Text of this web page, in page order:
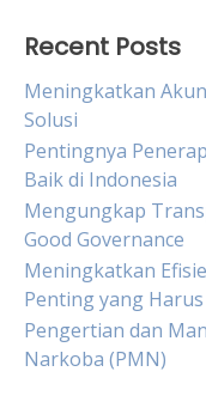
Recent Posts
Meningkatkan
Solusi
Pentingnya
Baik di Indonesia
Mengungkap
Good Governance
Meningkatkan
Penting yang
Pengertian dan
Narkoba (PMN)